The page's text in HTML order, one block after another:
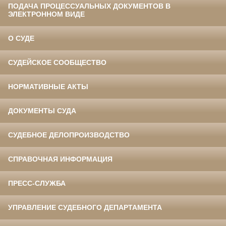
ПОДАЧА ПРОЦЕССУАЛЬНЫХ ДОКУМЕНТОВ В
ЭЛЕКТРОННОМ ВИДЕ
О СУДЕ
СУДЕЙСКОЕ СООБЩЕСТВО
НОРМАТИВНЫЕ АКТЫ
ДОКУМЕНТЫ СУДА
СУДЕБНОЕ ДЕЛОПРОИЗВОДСТВО
СПРАВОЧНАЯ ИНФОРМАЦИЯ
ПРЕСС-СЛУЖБА
УПРАВЛЕНИЕ СУДЕБНОГО ДЕПАРТАМЕНТА